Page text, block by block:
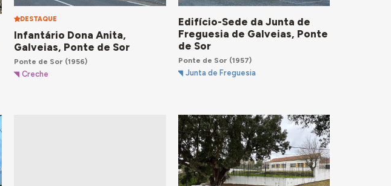
DESTAQUE
Infantário Dona Anita,
Galveias, Ponte de Sor
Ponte de Sor (1956)
Creche
Edifício-Sede da Junta de
Freguesia de Galveias, Ponte
de Sor
Ponte de Sor (1957)
Junta de Freguesia